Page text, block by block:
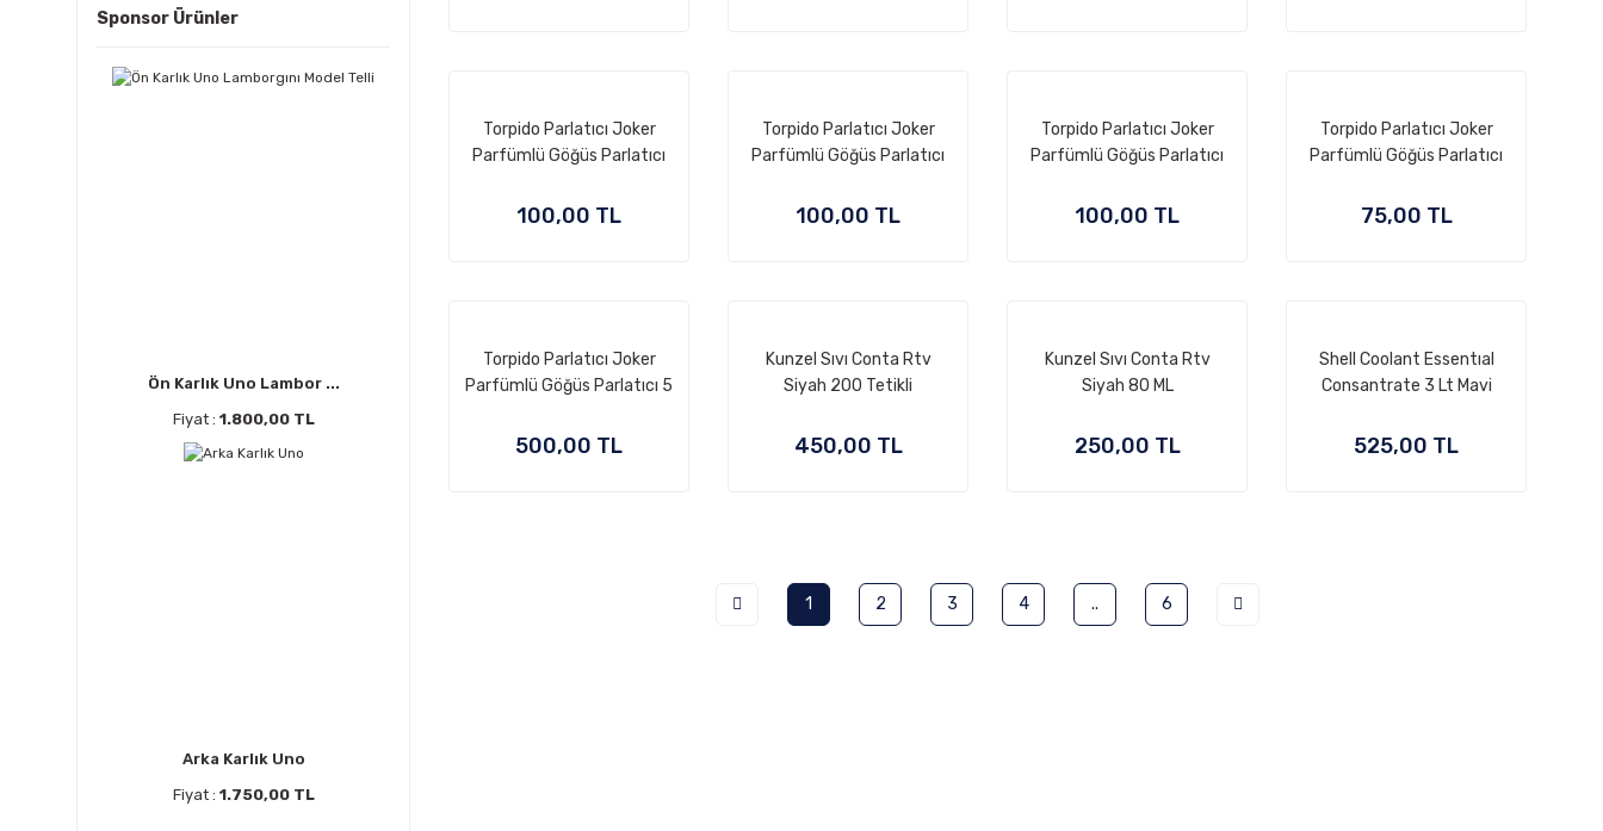
Sponsor Ürünler
Ön Karlık Uno Lambor ...
Fiyat : 1.800,00 TL
Arka Karlık Uno
Fiyat : 1.750,00 TL
Torpido Parlatıcı Joker
Parfümlü Göğüs Parlatıcı
100,00 TL
Torpido Parlatıcı Joker
Parfümlü Göğüs Parlatıcı
100,00 TL
Torpido Parlatıcı Joker
Parfümlü Göğüs Parlatıcı
100,00 TL
Torpido Parlatıcı Joker
Parfümlü Göğüs Parlatıcı
75,00 TL
Torpido Parlatıcı Joker
Parfümlü Göğüs Parlatıcı 5
500,00 TL
Kunzel Sıvı Conta Rtv
Siyah 200 Tetikli
450,00 TL
Kunzel Sıvı Conta Rtv
Siyah 80 ML
250,00 TL
Shell Coolant Essentıal
Consantrate 3 Lt Mavi
525,00 TL
1 2 3 4 .. 6